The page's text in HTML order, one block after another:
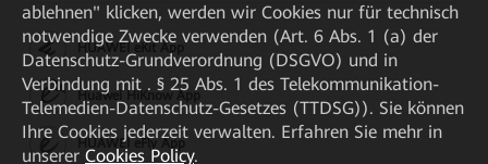
HUAWEI eKit App
Huawei HiKnow App
HUAWEI eFly App
ablehnen" klicken, werden wir Cookies nur für technisch
notwendige Zwecke verwenden (Art. 6 Abs. 1 (a) der
Datenschutz-Grundverordnung (DSGVO) und in
Verbindung mit . § 25 Abs. 1 des Telekommunikation-
Telemedien-Datenschutz-Gesetzes (TTDSG)). Sie können
Ihre Cookies jederzeit verwalten. Erfahren Sie mehr in
unserer Cookies Policy.